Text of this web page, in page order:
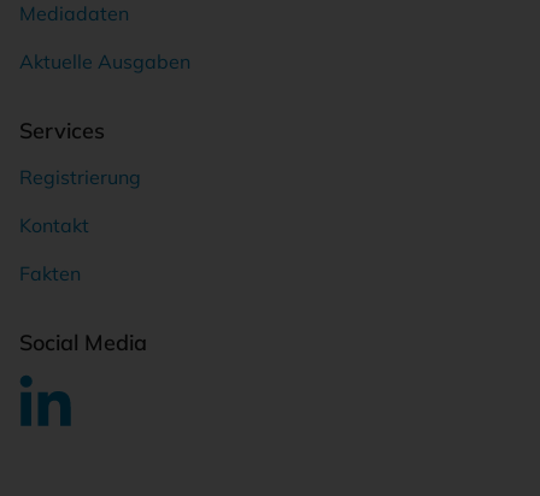
Mediadaten
Aktuelle Ausgaben
Services
Registrierung
Kontakt
Fakten
Social Media